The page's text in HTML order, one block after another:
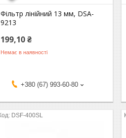
Фільтр лінійний 13 мм, DSA-
9213
199,10 ₴
Немає в наявності
+380 (67) 993-60-80
DSF-400SL